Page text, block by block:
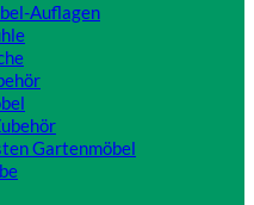
Auflagen
Gartenmöbel